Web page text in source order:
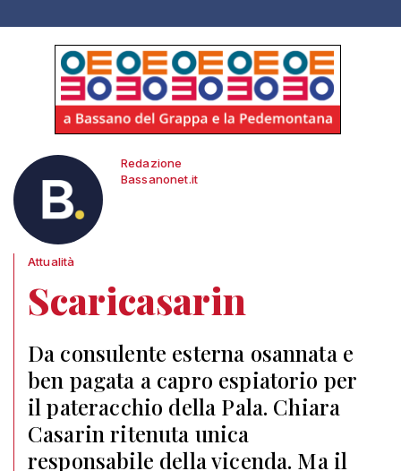
Redazione
Bassanonet.it
Attualità
Scaricasarin
Da consulente esterna osannata e
ben pagata a capro espiatorio per
il pateracchio della Pala. Chiara
Casarin ritenuta unica
responsabile della vicenda. Ma il